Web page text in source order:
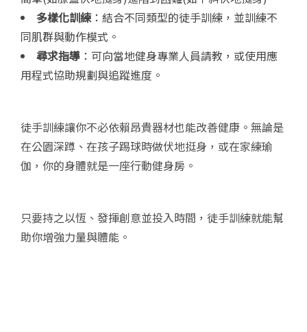
多樣化訓練：結合不同類型的徒手訓練，並訓練不
同肌群與動作模式。
尋求指導 ：可向當地健身專業人員請教，或使用應
用程式協助規劃與追蹤進度。
徒手訓練讓你不必依賴昂貴器材也能改善健康。無論是
在公園深蹲、在孩子踢球時做伏地挺身，或在家練瑜
伽，你的身體就是一座行動健身房。
只要持之以恆、發揮創意並投入時間，徒手訓練就能幫
助你增強力量與體能。